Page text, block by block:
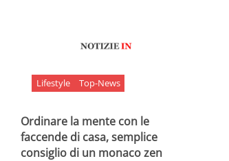
Lifestyle Top-News
Ordinare la mente con le
faccende di casa, semplice
consiglio di un monaco zen